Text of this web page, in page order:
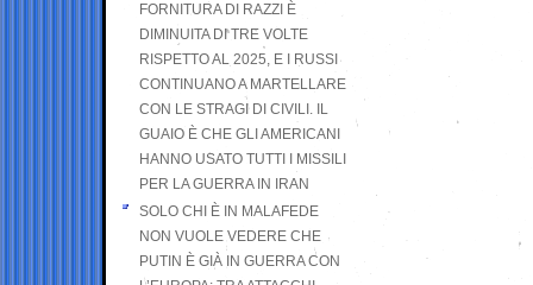
FORNITURA DI RAZZI È
DIMINUITA DI TRE VOLTE
RISPETTO AL 2025, E I RUSSI
CONTINUANO A MARTELLARE
CON LE STRAGI DI CIVILI. IL
GUAIO È CHE GLI AMERICANI
HANNO USATO TUTTI I MISSILI
PER LA GUERRA IN IRAN
SOLO CHI È IN MALAFEDE
NON VUOLE VEDERE CHE
PUTIN È GIÀ IN GUERRA CON